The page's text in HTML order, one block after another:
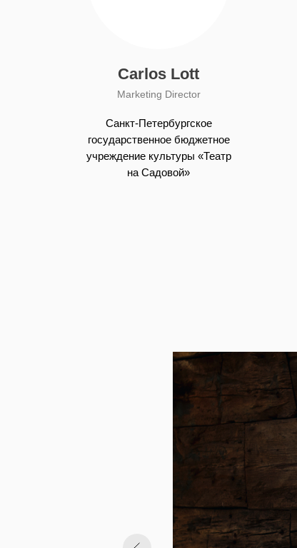
Carlos Lott
Marketing Director
Санкт-Петербургское
государственное бюджетное
учреждение культуры «Театр
на Садовой»